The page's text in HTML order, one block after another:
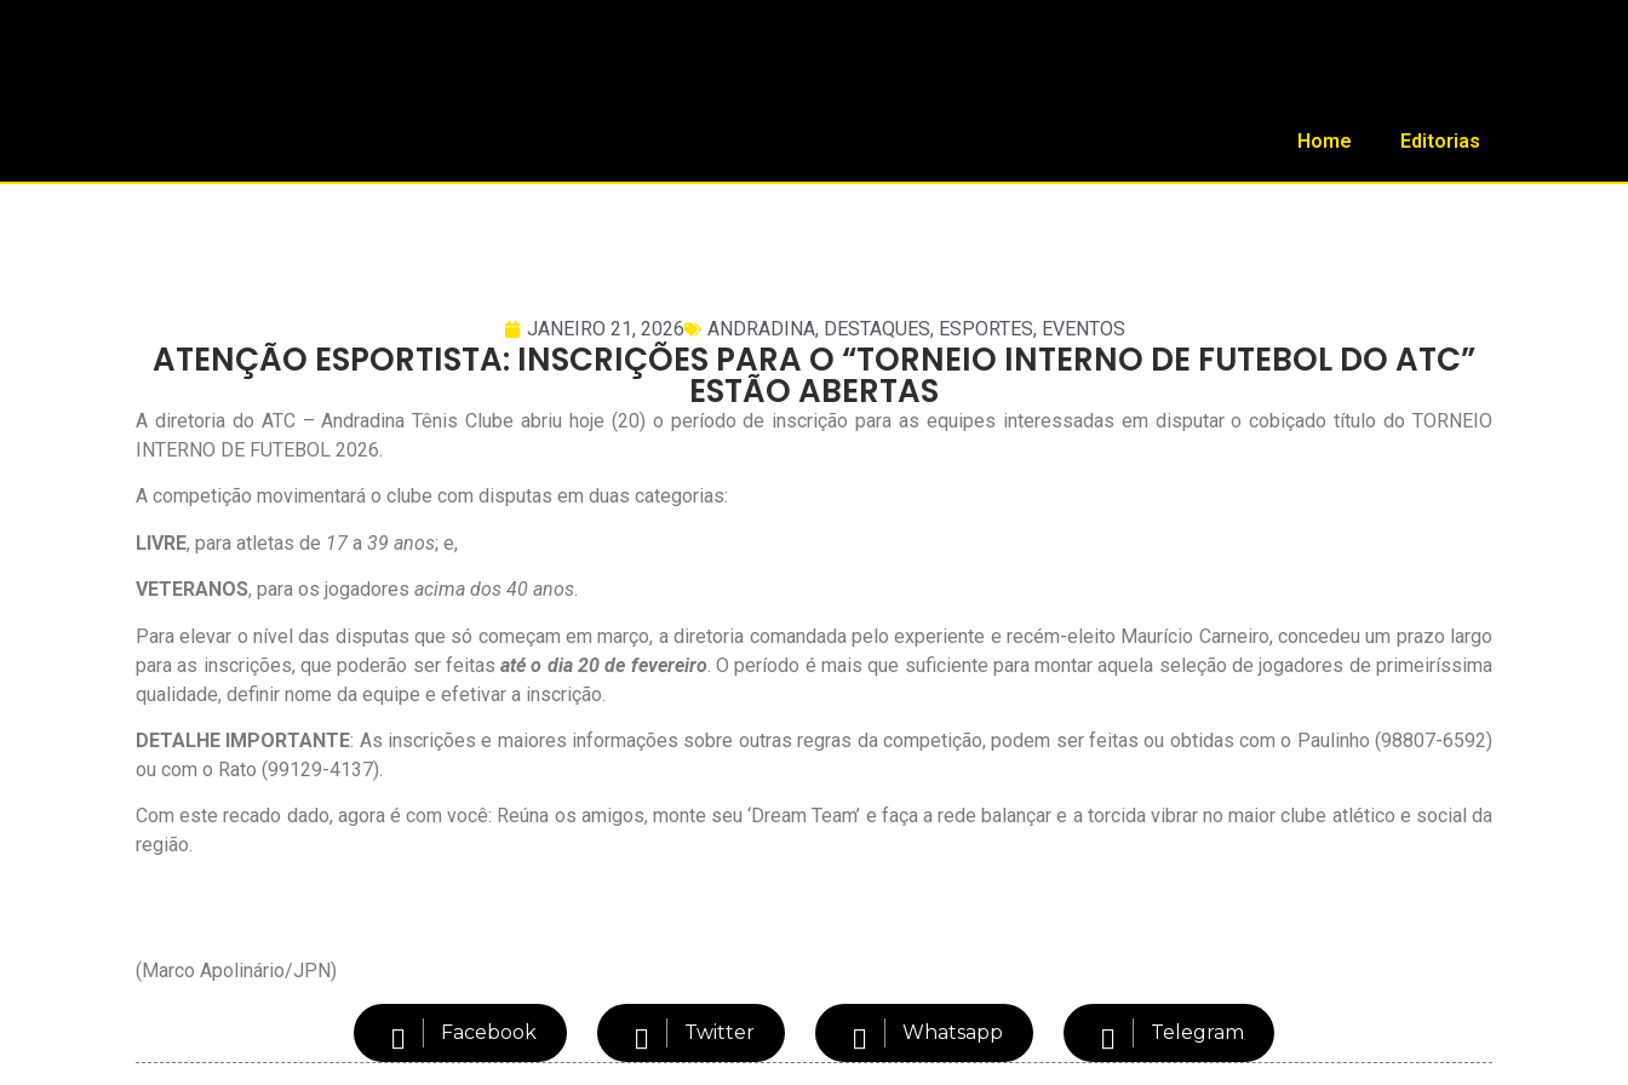
Home Editorias
JANEIRO 21, 2026 ANDRADINA, DESTAQUES, ESPORTES, EVENTOS
ATENÇÃO ESPORTISTA: INSCRIÇÕES PARA O “TORNEIO INTERNO DE FUTEBOL DO ATC”
ESTÃO ABERTAS
A diretoria do ATC – Andradina Tênis Clube abriu hoje (20) o período de inscrição para as equipes interessadas em disputar o cobiçado título do TORNEIO
INTERNO DE FUTEBOL 2026.
A competição movimentará o clube com disputas em duas categorias:
LIVRE, para atletas de 17 a 39 anos; e,
VETERANOS, para os jogadores acima dos 40 anos.
Para elevar o nível das disputas que só começam em março, a diretoria comandada pelo experiente e recém-eleito Maurício Carneiro, concedeu um prazo largo
para as inscrições, que poderão ser feitasaté o dia 20 de fevereiro. O período é mais que suficiente para montar aquela seleção de jogadores de primeiríssima
qualidade, definir nome da equipe e efetivar a inscrição.
DETALHE IMPORTANTE: As inscrições e maiores informações sobre outras regras da competição, podem ser feitas ou obtidas com o Paulinho (98807-6592)
ou com o Rato (99129-4137).
Com este recado dado, agora é com você: Reúna os amigos, monte seu ‘Dream Team’ e faça a rede balançar e a torcida vibrar no maior clube atlético e social da
região.
(Marco Apolinário/JPN)
Facebook Twitter Whatsapp Telegram